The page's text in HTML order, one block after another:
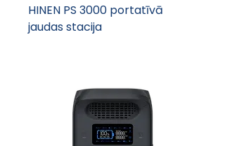
HINEN PS 3000 portatīvā
jaudas stacija